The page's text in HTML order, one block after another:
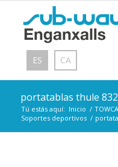
ES CA
portatablas thule 832
Tú estás aquí: Inicio /
Soportes deportivos /